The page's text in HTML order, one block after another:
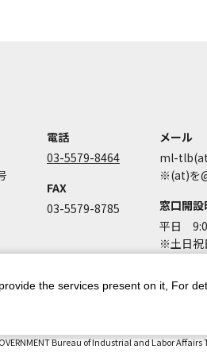
電話
03-5579-8464
FAX
03-5579-8785
メール
ml-
※(at)を
窓口開設
平日
※土日祝
Bureau of Industrial and Labor
the services present on it, For